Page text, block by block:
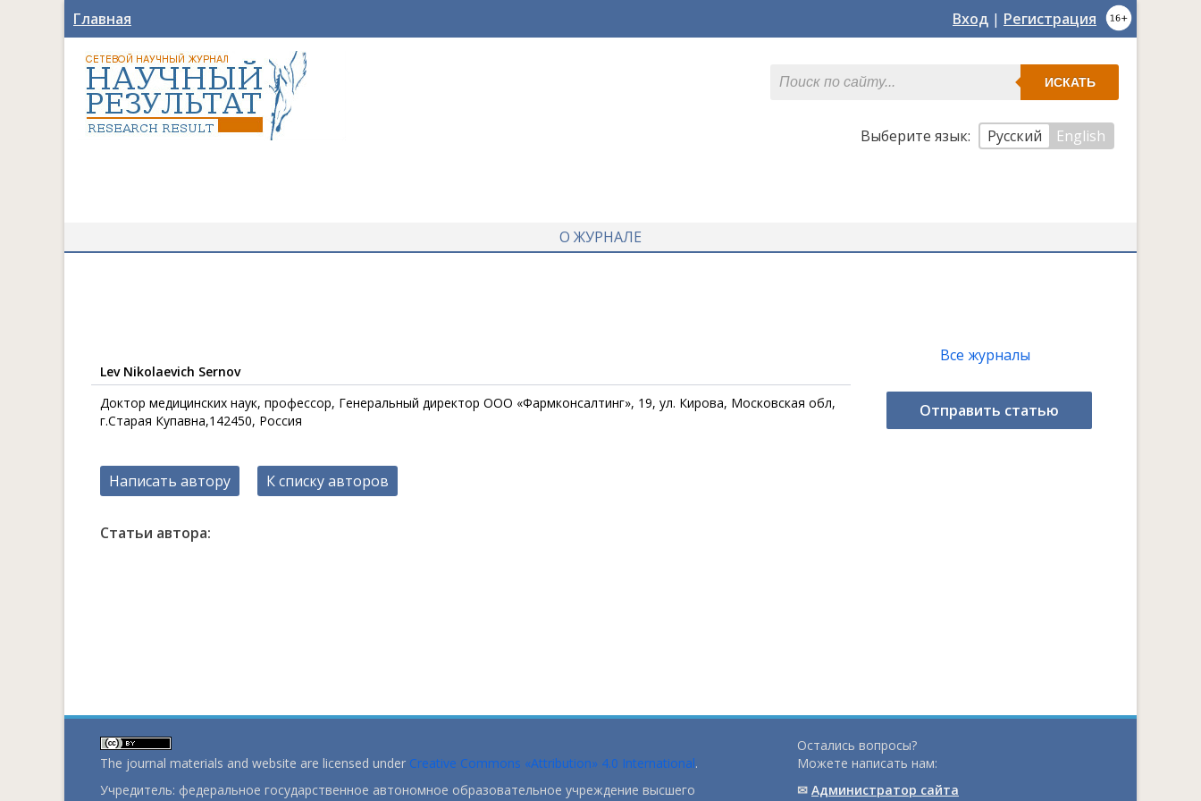
Главная Вход | Регистрация
ИСКАТЬ
Выберите язык: Русский English
О ЖУРНАЛЕ
Lev Nikolaevich Sernov
Доктор медицинских наук, профессор, Генеральный директор ООО «Фармконсалтинг», 19, ул. Кирова, Московская обл,
г.Старая Купавна,142450, Россия
Написать автору К списку авторов
Статьи автора:
Все журналы
Отправить статью
The journal materials and website are licensed under Creative Commons «Attribution» 4.0 International.
Учредитель: федеральное государственное автономное образовательное учреждение высшего
Остались вопросы?
Можете написать нам:
✉ Администратор сайта